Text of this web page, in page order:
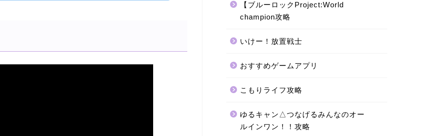
【ブルーロックProject:World
champion攻略
いけー！放置戦士
おすすめゲームアプリ
こもりライフ攻略
ゆるキャン△つなげるみんなのオー
ルインワン！！攻略